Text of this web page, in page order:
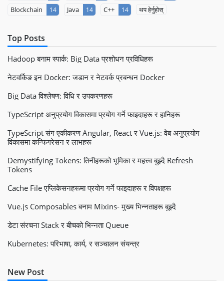
Blockchain 14 Java 14 C++ 14 थप हेर्नुहोस्
Top Posts
Hadoop बनाम स्पार्क: Big Data प्रशोधन प्रविधिहरू
नेटवर्किङ इन Docker: जडान र नेटवर्क प्रबन्धन Docker
Big Data विश्लेषण: विधि र उपकरणहरू
TypeScript अनुप्रयोग विकासमा प्रयोग गर्ने फाइदाहरू र हानिहरू
TypeScript संग एकीकरण Angular, React र Vue.js: वेब अनुप्रयोग
विकासमा कन्फिगरेसन र लाभहरू
Demystifying Tokens: तिनीहरूको भूमिका र महत्त्व बुझ्दै Refresh
Tokens
Cache File एप्लिकेसनहरूमा प्रयोग गर्ने फाइदाहरू र विपक्षहरू
Vue.js Composables बनाम Mixins- मुख्य भिन्नताहरू बुझ्दै
डेटा संरचना Stack र बीचको भिन्नता Queue
Kubernetes: परिभाषा, कार्य, र सञ्चालन संयन्त्र
New Post